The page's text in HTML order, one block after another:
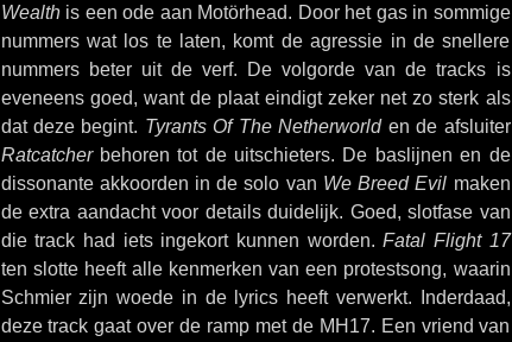
Wealthis een ode aan Motörhead. Door het gas in sommige
nummers wat los te laten, komt de agressie in de snellere
nummers beter uit de verf. De volgorde van de tracks is
eveneens goed, want de plaat eindigt zeker net zo sterk als
dat deze begint. Tyrants Of The Netherworlden de afsluiter
Ratcatcherbehoren tot de uitschieters. De baslijnen en de
dissonante akkoorden in de solo van We Breed Evil maken
de extra aandacht voor details duidelijk. Goed, slotfase van
die track had iets ingekort kunnen worden.Fatal Flight 17
ten slotte heeft alle kenmerken van een protestsong, waarin
Schmier zijn woede in de lyrics heeft verwerkt. Inderdaad,
deze track gaat over de ramp met de MH17. Een vriend van